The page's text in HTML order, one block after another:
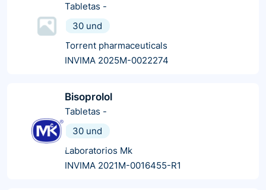
Tabletas -
30 und
Torrent pharmaceuticals
INVIMA 2025M-0022274
Bisoprolol
Tabletas -
30 und
Laboratorios Mk
INVIMA 2021M-0016455-R1